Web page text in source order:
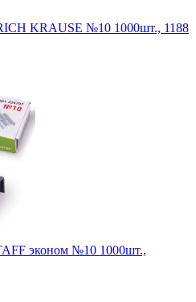
KRAUSE №10 1000шт., 1188
эконом №10 1000шт.,